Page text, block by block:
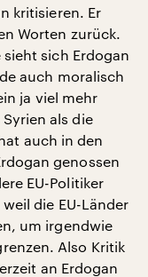
kritisieren. Er
Worten zurück.
sich Erdogan
auch moralisch
ja viel mehr
als die
auch in den
genossen
EU-Politiker
die EU-Länder
um irgendwie
Also Kritik
an Erdogan